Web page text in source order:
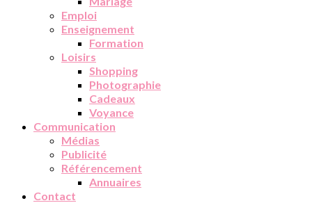
Emploi
Enseignement
Formation
Loisirs
Shopping
Photographie
Cadeaux
Voyance
Communication
Médias
Publicité
Référencement
Annuaires
Contact